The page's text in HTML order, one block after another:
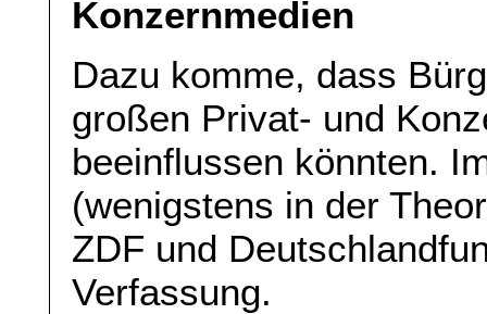
Konzernmedien
Dazu komme, dass
großen Privat- und
beeinflussen könnten.
(wenigstens in der
ZDF und
Verfassung.